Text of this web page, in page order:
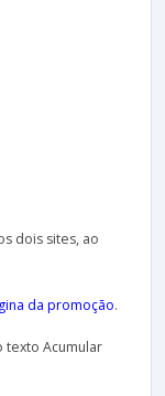
dois sites, ao
da promoção.
texto Acumular